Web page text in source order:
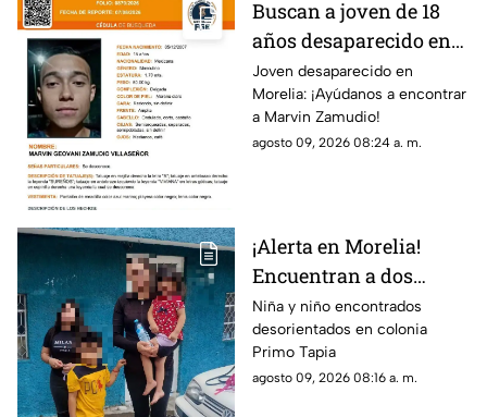
Buscan a joven de 18
años desaparecido en
Morelia; fue visto por
última vez el 29 de julio
Joven desaparecido en
Morelia: ¡Ayúdanos a encontrar
a Marvin Zamudio!
agosto 09, 2026 08:24 a. m.
¡Alerta en Morelia!
Encuentran a dos
menores desorientados
en la Primo Tapia
Oriente
Niña y niño encontrados
desorientados en colonia
Primo Tapia
agosto 09, 2026 08:16 a. m.